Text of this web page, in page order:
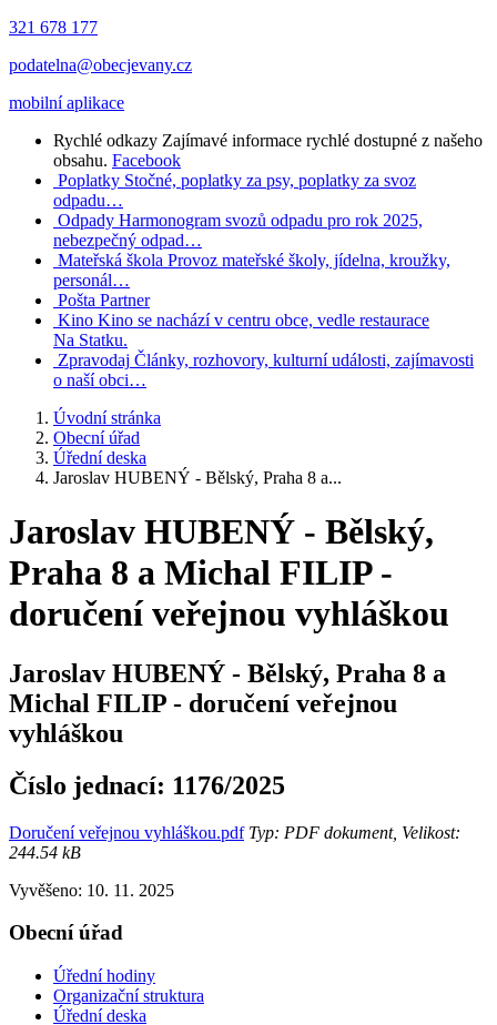
321 678 177
podatelna@obecjevany.cz
mobilní aplikace
Rychlé odkazy Zajímavé informace rychlé dostupné z našeho
obsahu. Facebook
Poplatky Stočné, poplatky za psy, poplatky za svoz
odpadu…
Odpady Harmonogram svozů odpadu pro rok 2025,
nebezpečný odpad…
Mateřská škola Provoz mateřské školy, jídelna, kroužky,
personál…
Pošta Partner
Kino Kino se nachází v centru obce, vedle restaurace
Na Statku.
Zpravodaj Články, rozhovory, kulturní události, zajímavosti
o naší obci…
Úvodní stránka
Obecní úřad
Úřední deska
Jaroslav HUBENÝ - Bělský, Praha 8 a...
Jaroslav HUBENÝ - Bělský,
Praha 8 a Michal FILIP -
doručení veřejnou vyhláškou
Jaroslav HUBENÝ - Bělský, Praha 8 a
Michal FILIP - doručení veřejnou
vyhláškou
Číslo jednací: 1176/2025
Doručení veřejnou vyhláškou.pdfTyp: PDF dokument, Velikost:
244.54 kB
Vyvěšeno: 10. 11. 2025
Obecní úřad
Úřední hodiny
Organizační struktura
Úřední deska